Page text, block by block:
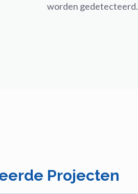
worden gedetecteerd.
Projecten